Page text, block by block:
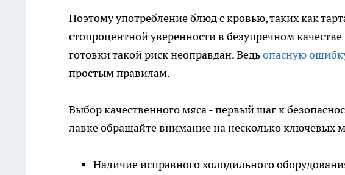
Поэтому употребление блюд с кровью, таких как
стопроцентной уверенности в безупречном
готовки такой риск неоправдан. Ведьопасную
простым правилам.
Выбор качественного мяса - первый шаг к
лавке обращайте внимание на несколько ключевых
Наличие исправного холодильного